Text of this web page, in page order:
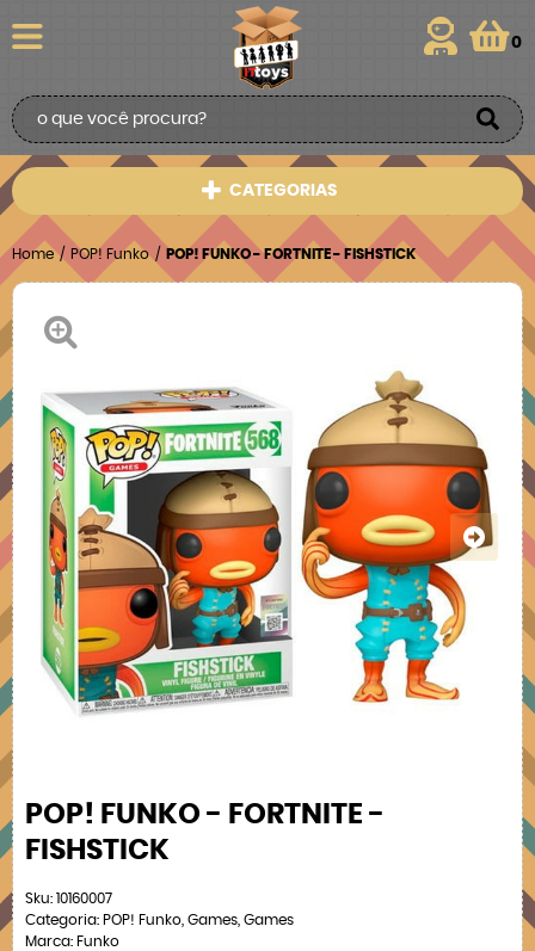
0
CATEGORIAS
Home POP! Funko POP! FUNKO - FORTNITE - FISHSTICK
POP! FUNKO - FORTNITE -
FISHSTICK
Sku: 10160007
Categoria: POP! Funko Games Games
Marca: Funko